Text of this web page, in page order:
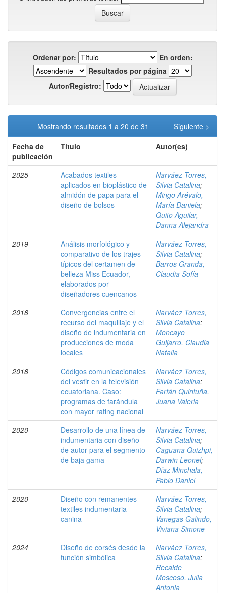
Ordenar por:
En orden:
Resultados por página
Autor/Registro:
Mostrando resultados 1 a 20 de 31
Siguiente >
Fecha de
publicación
Título Autor(es)
2025
Acabados textiles
aplicados en bioplástico de
almidón de papa para el
diseño de bolsos
Narváez Torres,
Silvia Catalina;
Mingo Arévalo,
María Daniela;
Quito Aguilar,
Danna Alejandra
2019
Análisis morfológico y
comparativo de los trajes
típicos del certamen de
belleza Miss Ecuador,
elaborados por
diseñadores cuencanos
Narváez Torres,
Silvia Catalina;
Barros Granda,
Claudia Sofía
2018
Convergencias entre el
recurso del maquillaje y el
diseño de indumentaria en
producciones de moda
locales
Narváez Torres,
Silvia Catalina;
Moncayo
Guijarro, Claudia
Natalia
2018
Códigos comunicacionales
del vestir en la televisión
ecuatoriana. Caso:
programas de farándula
con mayor rating nacional
Narváez Torres,
Silvia Catalina;
Farfán Quintuña,
Juana Valeria
2020
Desarrollo de una línea de
indumentaria con diseño
de autor para el segmento
de baja gama
Narváez Torres,
Silvia Catalina;
Caguana Quizhpi,
Darwin Leonel;
Díaz Minchala,
Pablo Daniel
2020
Diseño con remanentes
textiles indumentaria
canina
Narváez Torres,
Silvia Catalina;
Vanegas Galindo,
Viviana Simone
2024
Diseño de corsés desde la
función simbólica
Narváez Torres,
Silvia Catalina;
Recalde
Moscoso, Julia
Antonia